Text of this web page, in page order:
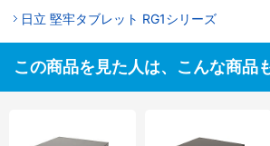
日立 堅牢タブレット RG1シリーズ
この商品を見た人は、こんな商品